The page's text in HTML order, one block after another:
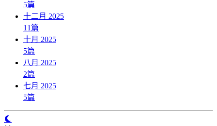
5篇
十二月 2025
11篇
十月 2025
5篇
八月 2025
2篇
七月 2025
5篇